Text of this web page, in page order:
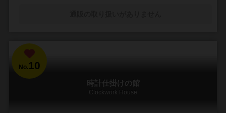
No. 10
時計仕掛けの館
Clockwork House